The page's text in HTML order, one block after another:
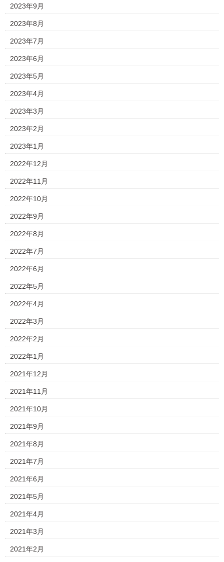
2023年9月
2023年8月
2023年7月
2023年6月
2023年5月
2023年4月
2023年3月
2023年2月
2023年1月
2022年12月
2022年11月
2022年10月
2022年9月
2022年8月
2022年7月
2022年6月
2022年5月
2022年4月
2022年3月
2022年2月
2022年1月
2021年12月
2021年11月
2021年10月
2021年9月
2021年8月
2021年7月
2021年6月
2021年5月
2021年4月
2021年3月
2021年2月